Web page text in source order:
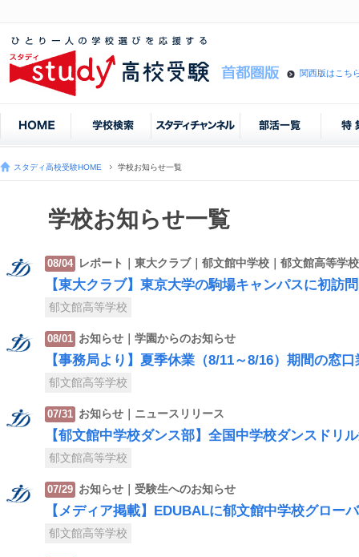
関西版はこち
スタディ高校受験HOME 学校お知らせ一覧
学校お知らせ一覧
08/04 レポート｜東大クラブ｜郁文館中学校｜郁文館高等学
【東大クラブ】東京大学の駒場キャンパスに初訪
郁文館高等学校
08/01 お知らせ｜学園からのお知らせ
【事務局より】夏季休業（8/11～8/16）期間の窓
郁文館高等学校
07/31 お知らせ｜ニュースリリース
【郁文館中学校ダンス部】全国中学校ダンスドリ
郁文館高等学校
07/29 お知らせ｜受験生へのお知らせ
【メディア掲載】EDUBALに郁文館中学校グロー
郁文館高等学校